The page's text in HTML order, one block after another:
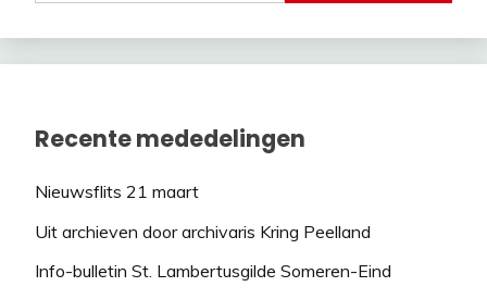
Recente mededelingen
Nieuwsflits 21 maart
Uit archieven door archivaris Kring Peelland
Info-bulletin St. Lambertusgilde Someren-Eind